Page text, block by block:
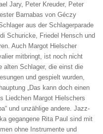
Jary, Peter Kreuder, Peter
Barnabas von Géczy
aus der Schlagerparade
Schuricke, Friedel Hensch und
Auch Margot Hielscher
mitbringt, ist noch nicht
alten Schlager, die einst die
und gespielt wurden,
„Das kann doch einen
Liedchen Margot Hielschers
und unzählige andere. Jazz-
gegangene Rita Paul sind mit
ohne Instrumente und